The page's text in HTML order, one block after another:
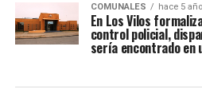
COMUNALES hace 5
En Los Vilos
control policial,
sería encontrado en